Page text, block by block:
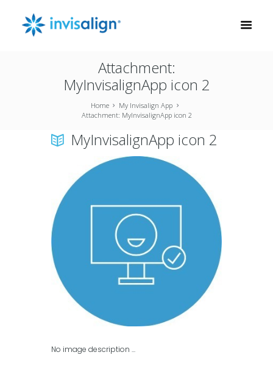
Attachment:
MyInvisalignApp icon 2
Home
My Invisalign App
Attachment: MyInvisalignApp icon 2
MyInvisalignApp icon 2
No image description ...